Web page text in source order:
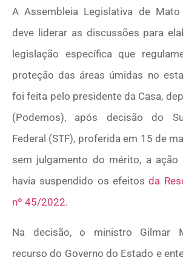
A Assembleia Legislativa de
deve liderar as discussões para
legislação específica que
proteção das áreas úmidas no
foi feita pelo presidente da Casa,
(Podemos), após decisão do
Federal (STF), proferida em 15 de
sem julgamento do mérito, a ação
havia suspendido os efeitosda
nº 45/2022.
Na decisão, o ministro Gilmar
recurso do Governo do Estado e